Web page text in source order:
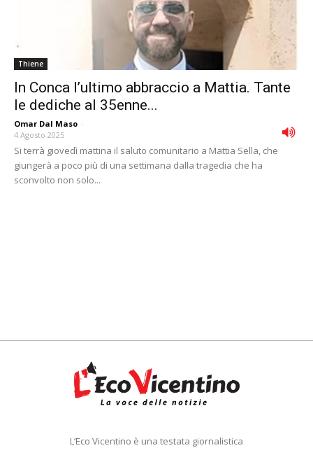
Thiene
In Conca l’ultimo abbraccio a Mattia. Tante
le dediche al 35enne...
Omar Dal Maso -
4 Agosto 2025
Si terrà giovedì mattina il saluto comunitario a Mattia Sella, che
giungerà a poco più di una settimana dalla tragedia che ha
sconvolto non solo...
L’Eco Vicentino è una testata giornalistica